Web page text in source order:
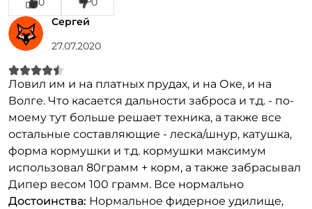
Сергей
27.07.2020
Ловил им и на платных прудах, и на Оке, и на
Волге. Что касается дальности заброса и т.д. - по-
моему тут больше решает техника, а также все
остальные составляющие - леска/шнур, катушка,
форма кормушки и т.д. кормушки максимум
использовал 80грамм + корм, а также забрасывал
Дипер весом 100 грамм. Все нормально
Достоинства: Нормальное фидерное удилище,
Создать аккаунт
ФИО: *
Email: *
Номер телефона: *